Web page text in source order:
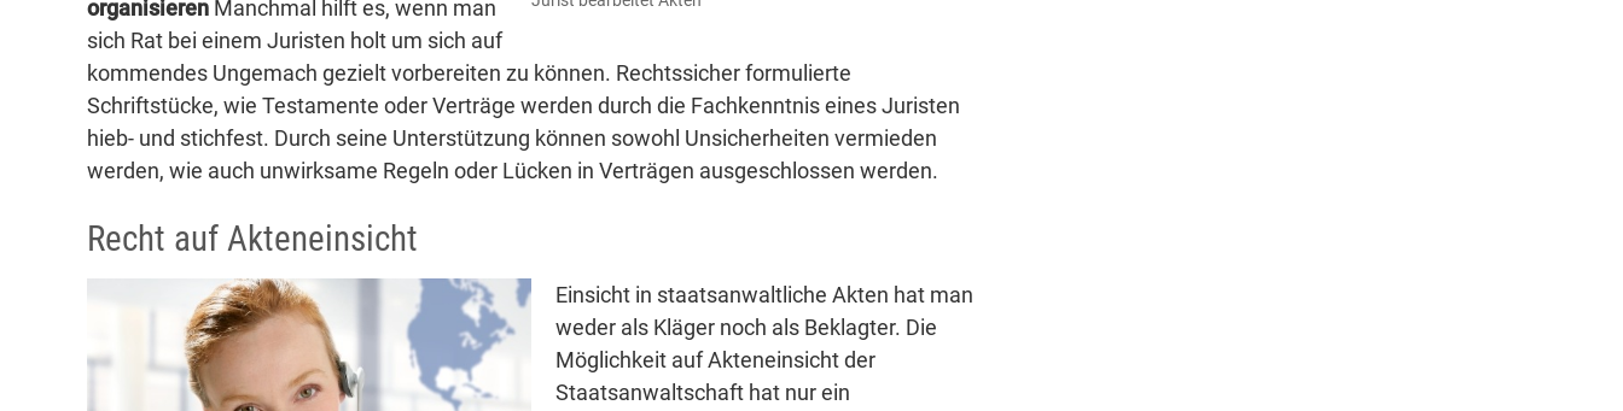
organisieren Manchmal hilft es, wenn man
sich Rat bei einem Juristen holt um sich auf
kommendes Ungemach gezielt vorbereiten zu können. Rechtssicher formulierte
Schriftstücke, wie Testamente oder Verträge werden durch die Fachkenntnis eines Juristen
hieb- und stichfest. Durch seine Unterstützung können sowohl Unsicherheiten vermieden
werden, wie auch unwirksame Regeln oder Lücken in Verträgen ausgeschlossen werden.
Recht auf Akteneinsicht
Einsicht in staatsanwaltliche Akten hat man
weder als Kläger noch als Beklagter. Die
Möglichkeit auf Akteneinsicht der
Staatsanwaltschaft hat nur ein